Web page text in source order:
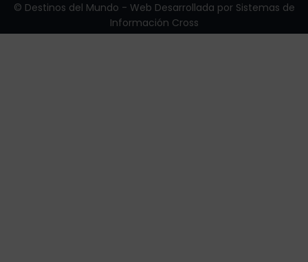
© Destinos del Mundo - Web Desarrollada por Sistemas de
Información Cross